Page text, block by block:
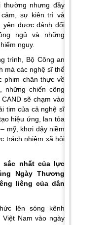
thường nhưng đầy
sự kiên trì và
yên được đánh đổi
ngủ và những
nguy.
trình, Bộ Công an
mà các nghệ sĩ thể
phim chân thực về
những chiến công
sẽ chạm vào
tim của cả nghệ sĩ
hiệu ứng, lan tỏa
mỹ, khơi dậy niềm
trách nhiệm xã hội
sắc nhất của lực
Ngày Thương
liêng của dân
lên sóng kênh
Nam vào ngày